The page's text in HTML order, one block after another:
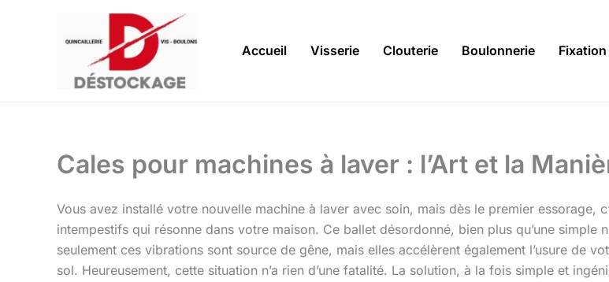
Accueil Visserie Clouterie Boulonnerie Fixation
Cales pour machines à laver : l’Art et la
Vous avez installé votre nouvelle machine à laver avec soin, mais dès le premier essorage,
intempestifs qui résonne dans votre maison. Ce ballet désordonné, bien plus qu’une
seulement ces vibrations sont source de gêne, mais elles accélèrent également l’usure de
sol. Heureusement, cette situation n’a rien d’une fatalité. La solution, à la fois simple et